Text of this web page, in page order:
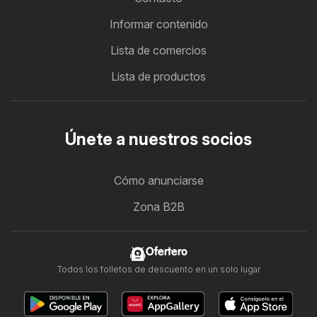
Informar contenido
Lista de comercios
Lista de productos
Únete a nuestros socios
Cómo anunciarse
Zona B2B
Ofertero
Todos los folletos de descuento en un solo lugar